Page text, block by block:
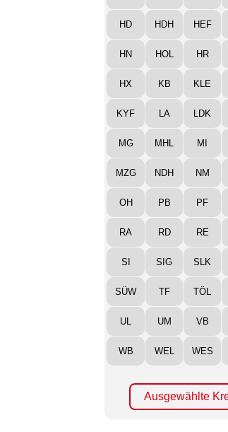
HD HDH HEF
HN HOL HR
HX KB KLE
KYF LA LDK
MG MHL MI
MZG NDH NM
OH PB PF
RA RD RE
SI SIG SLK
SÜW TF TÖL
UL UM VB
WB WEL WES
Ausgewählte